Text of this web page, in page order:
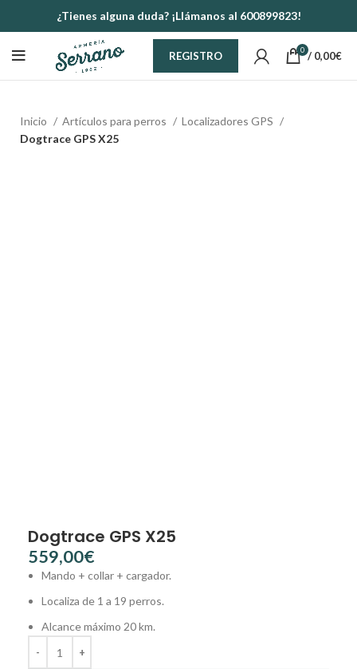
¿Tienes alguna duda? ¡Llámanos al 600899823!
REGISTRO 0 / 0,00€
Inicio Artículos para perros
Localizadores GPS
Dogtrace GPS X25
Dogtrace GPS X25
€
Mando + collar + cargador.
Localiza de 1 a 19 perros.
Alcance máximo 20 km.